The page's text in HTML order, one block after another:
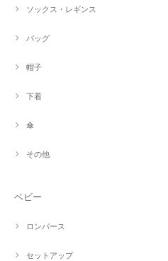
ソックス・レギンス
バッグ
帽子
下着
傘
その他
ベビー
ロンパース
セットアップ